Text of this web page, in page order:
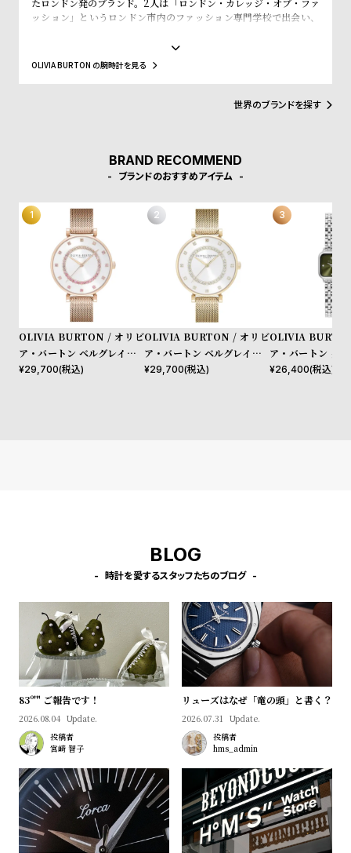
s
p
l
証
プ
ラ
ス
ー
ビ
ス
よ
く
あ
る
お
問
い
合
たロンドン発のブランド。2人は「ロンドン・カレッジ・オブ・ファ
ッション」というロンドン市内のファッション専門学校で出会い、
ルフリッジズ)というイギリスの有名高級百貨店とASOS(エイソス)
という世界的にも有名なWeb Shopでバイイング経験を積み、低価
格でスタイリッシュなファッションの先駆けとなるような腕時計の
ブランドが市場になかったことに目をつけ、ブランドの設立を決め
ました。2人はファッション業界での経験を活かして、フェミニンさ
ーション、そこにファッショントレンドからコンテンポラリーなエ
ッセンスを加え、シンプルで上品な腕時計に仕上げています。洋服
自分だけのオリジナルクローゼットを作れるようにと考えられてい
ます。
OLIVIA BURTON の腕時計を見る
世界のブランドを探す
BRAND RECOMMEND
ブランドのおすすめアイテム
OLIVIA BURTON / オリビ
ア・バートン ベルグレイブ 3
2mm ティーバー ホワイト
¥29,700(税込)
OLIVIA BURTON / オリビ
ア・バートン ベルグレイブ 3
2mm ティーバー ホワイト
¥29,700(税込)
OLIVIA
ア・バートン ク
mm グロブナー
¥26,400(税込)
BLOG
時計を愛するスタッフたちのブログ
83º'" ご報告です！
2026.08.04 Update.
投稿者
宮﨑 智子
リューズはなぜ「竜の頭」と書く？
2026.07.31 Update.
投稿者
hms_admin